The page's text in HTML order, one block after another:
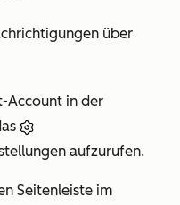
über
Account in der
aufzurufen.
Seitenleiste im